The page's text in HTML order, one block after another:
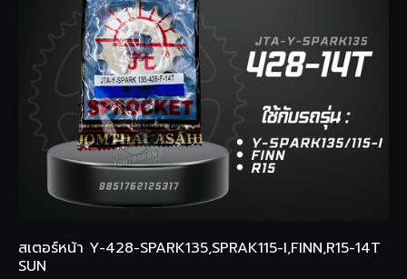
สเตอร์หน้า Y-428-SPARK135,SPRAK115-I,FINN,R15-14T
SUN